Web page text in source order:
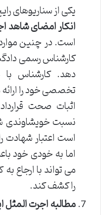
یکی از سناریوهای
انکار امضای شاهد
است. در چنین
کارشناس رسمی
دهد. کارشناس
تخصصی خود را
اثبات صحت
نسبت خویشاوندی
است اعتبار شهادت
اما به خودی خود
می تواند با ارجاع
را کشف کند.
مطالبه اجرت